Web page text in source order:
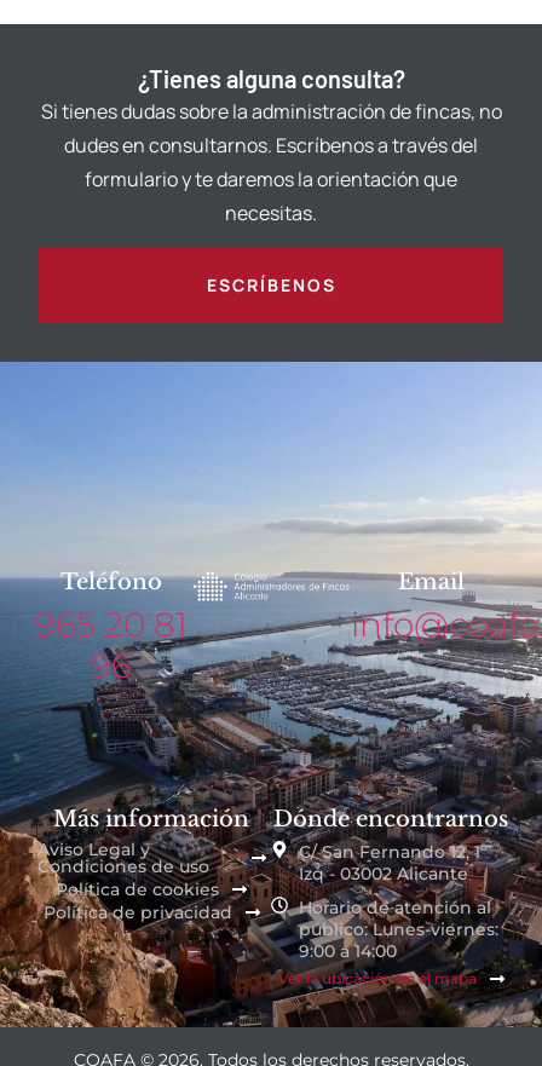
¿Tienes alguna consulta?
Si tienes dudas sobre la administración de fincas, no
dudes en consultarnos. Escríbenos a través del
formulario y te daremos la orientación que
necesitas.
ESCRÍBENOS
Teléfono
965 20 81
96
Email
Más información
Aviso Legal y
Condiciones de uso
Política de cookies
Política de privacidad
Dónde encontrarnos
C/ San Fernando 12, 1º
Izq - 03002 Alicante
Horario de atención al
público: Lunes-viernes:
9:00 a 14:00
Ver la ubicación en el mapa
COAFA © 2026. Todos los derechos reservados.